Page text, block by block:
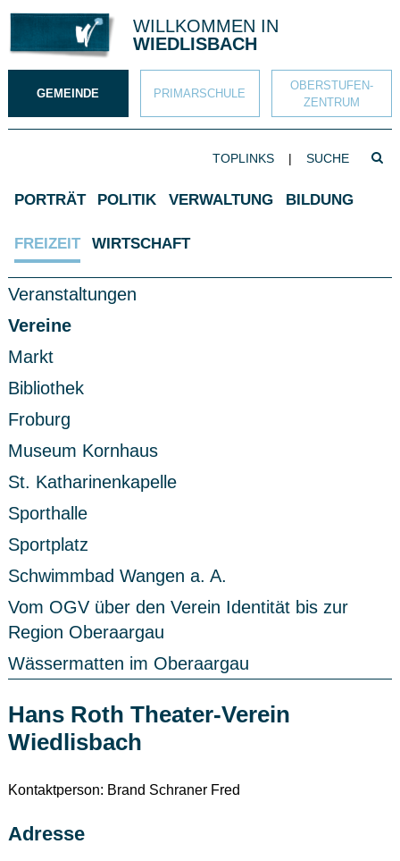
Direkt zum Inhalt springen
WILLKOMMEN IN
WIEDLISBACH
GEMEINDE PRIMAR­SCHULE
OBERSTUFEN­
ZENTRUM
SUCHBEGRIFF
TOPLINKS |
Hauptnavigation
PORTRÄT POLITIK VERWALTUNG BILDUNG
FREIZEIT WIRTSCHAFT
Subnavigation
Veranstaltungen
Vereine
Markt
Bibliothek
Froburg
Museum Kornhaus
St. Katharinenkapelle
Sporthalle
Sportplatz
Schwimmbad Wangen a. A.
Vom OGV über den Verein Identität bis zur
Region Oberaargau
Wässermatten im Oberaargau
Hans Roth Theater-Verein
Wiedlisbach
Kontaktperson: Brand Schraner Fred
Adresse